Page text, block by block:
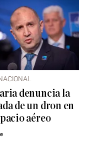
denuncia la
de un dron en
aéreo